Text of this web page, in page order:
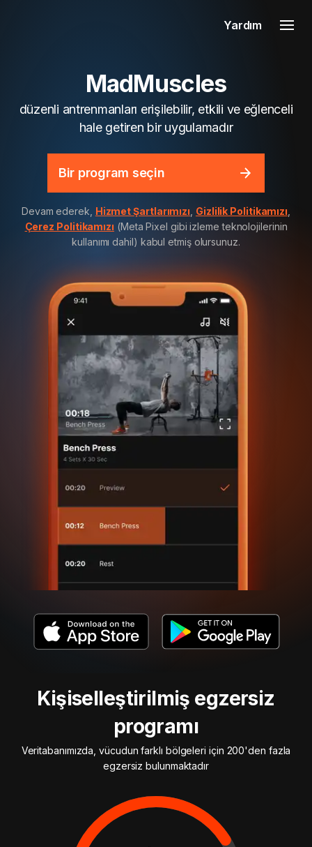
Yardım
MadMuscles
düzenli antrenmanları erişilebilir, etkili ve eğlenceli
hale getiren bir uygulamadır
Bir program seçin
Devam ederek, Hizmet Şartlarımızı Gizlilik Politikamızı
Çerez Politikamızı (Meta Pixel gibi izleme teknolojilerinin
kullanımı dahil) kabul etmiş olursunuz.
Kişiselleştirilmiş egzersiz
programı
Veritabanımızda, vücudun farklı bölgeleri için 200'den fazla
egzersiz bulunmaktadır